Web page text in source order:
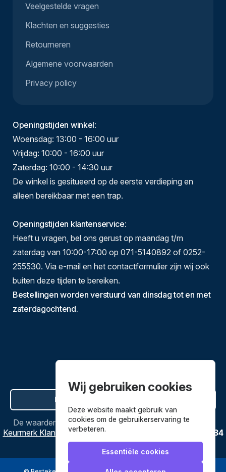
Veelgestelde vragen
Klachten en suggesties
Retourneren
Algemene voorwaarden
Privacy policy
Openingstijden winkel:
Woensdag: 13:00 - 16:00 uur
Vrijdag: 10:00 - 16:00 uur
Zaterdag: 10:00 - 14:30 uur
De winkel is gesitueerd op de eerste verdieping en
alleen bereikbaar met een trap.
Openingstijden klantenservice:
Heeft u vragen, bel ons gerust op maandag t/m
zaterdag van 10:00-17:00 op 071-5140892 of 0252-
255530. Via e-mail en het contactformulier zijn wij ook
buiten deze tijden te bereiken.
Bestellingen worden verstuurd van dinsdag tot en met
zaterdagochtend.
Hier de overeenkomst ontbinden
De waardering vanBestekenpannen.nlbijWebwinkel
Keurmerk Klantbeoordelingen
3634
reviews.
Wij gebruiken cookies
Deze website maakt gebruik van
cookies om de gebruikerservaring te
verbeteren.
Essentiële cookies